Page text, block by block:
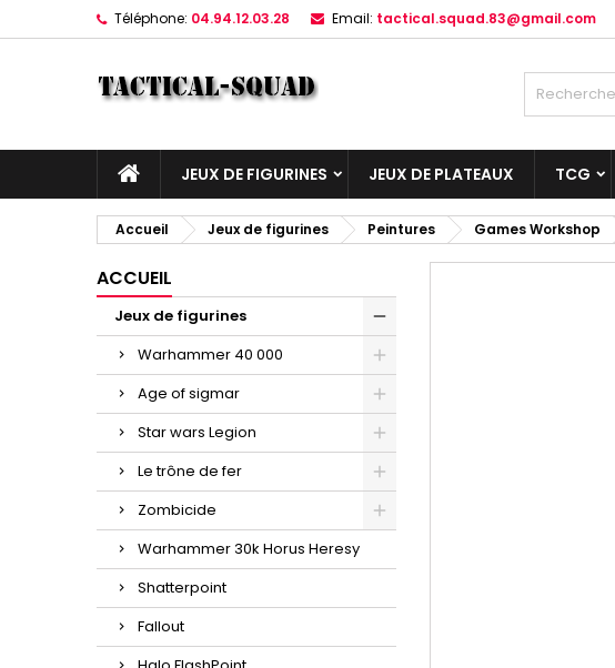
Téléphone: 04.94.12.03.28 Email: tactical.squad.83@gmail.com
JEUX DE FIGURINES JEUX DE PLATEAUX TCG
Accueil Jeux de figurines Peintures Games Workshop
ACCUEIL
Jeux de figurines
Warhammer 40 000
Age of sigmar
Star wars Legion
Le trône de fer
Zombicide
Warhammer 30k Horus Heresy
Shatterpoint
Fallout